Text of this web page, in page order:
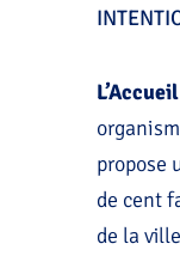
L’Accueil
propose
de cent
de la